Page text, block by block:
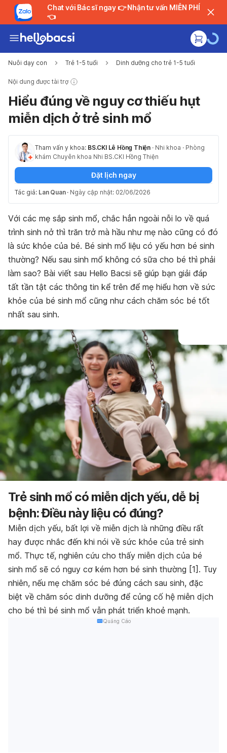
Chat với Bác sĩ ngay 👉 Nhận tư vấn MIỄN PHÍ
👈
Nuôi dạy con Trẻ 1-5 tuổi Dinh dưỡng cho trẻ 1-5 tuổi
Nội dung được tài trợ
Hiểu đúng về nguy cơ thiếu hụt
miễn dịch ở trẻ sinh mổ
Tham vấn y khoa: BS.CKI Lê Hồng Thiện · Nhi khoa · Phòng
khám Chuyên khoa Nhi BS.CKI Hồng Thiện
Đặt lịch ngay
Tác giả: Lan Quan · Ngày cập nhật: 02/06/2026
Với các mẹ sắp sinh mổ, chắc hẳn ngoài nỗi lo về quá
trình sinh nở thì trăn trở mà hầu như mẹ nào cũng có đó
là sức khỏe của bé. Bé sinh mổ liệu có yếu hơn bé sinh
thường? Nếu sau sinh mổ không có sữa cho bé thì phải
làm sao? Bài viết sau Hello Bacsi sẽ giúp bạn giải đáp
tất tần tật các thông tin kể trên để mẹ hiểu hơn về sức
khỏe của bé sinh mổ cũng như cách chăm sóc bé tốt
nhất sau sinh.
Trẻ sinh mổ có miễn dịch yếu, dễ bị
bệnh: Điều này liệu có đúng?
Miễn dịch yếu, bất lợi về miễn dịch là những điều rất
hay được nhắc đến khi nói về sức khỏe của trẻ sinh
mổ. Thực tế, nghiên cứu cho thấy miễn dịch của bé
sinh mổ sẽ có nguy cơ kém hơn bé sinh thường [1]. Tuy
nhiên, nếu mẹ chăm sóc bé đúng cách sau sinh, đặc
biệt về chăm sóc dinh dưỡng để củng cố hệ miễn dịch
cho bé thì bé sinh mổ vẫn phát triển khoẻ mạnh.
Quảng Cáo